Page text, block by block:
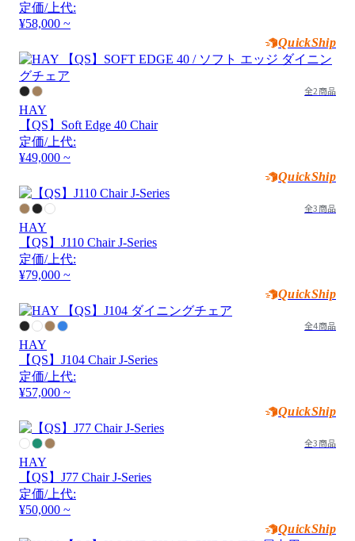
定価/上代:
¥58,000 ~
QuickShip
全2商品
HAY
【QS】Soft Edge 40 Chair
定価/上代:
¥49,000 ~
QuickShip
全3商品
HAY
【QS】J110 Chair J-Series
定価/上代:
¥79,000 ~
QuickShip
全4商品
HAY
【QS】J104 Chair J-Series
定価/上代:
¥57,000 ~
QuickShip
全3商品
HAY
【QS】J77 Chair J-Series
定価/上代:
¥50,000 ~
QuickShip